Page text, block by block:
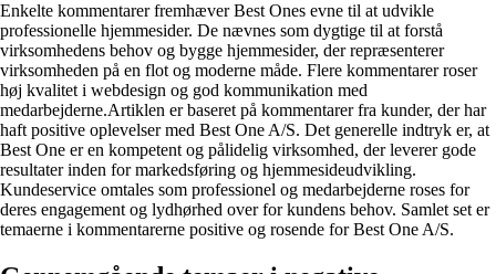
Enkelte kommentarer fremhæver Best Ones evne til at udvikle
professionelle hjemmesider. De nævnes som dygtige til at forstå
virksomhedens behov og bygge hjemmesider, der repræsenterer
virksomheden på en flot og moderne måde. Flere kommentarer roser
høj kvalitet i webdesign og god kommunikation med
medarbejderne.Artiklen er baseret på kommentarer fra kunder, der har
haft positive oplevelser med Best One A/S. Det generelle indtryk er, at
Best One er en kompetent og pålidelig virksomhed, der leverer gode
resultater inden for markedsføring og hjemmesideudvikling.
Kundeservice omtales som professionel og medarbejderne roses for
deres engagement og lydhørhed over for kundens behov. Samlet set er
temaerne i kommentarerne positive og rosende for Best One A/S.